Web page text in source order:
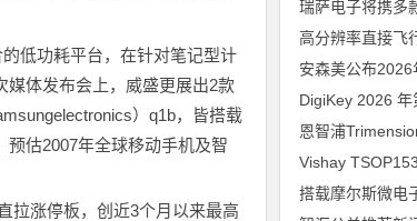
低功耗平台，在针对笔记型计
媒体发布会上，威盛更展出2款
）q1b，皆搭载
估2007年全球移动手机及智
拉涨停板，创近3个月以来最高
安森美公布